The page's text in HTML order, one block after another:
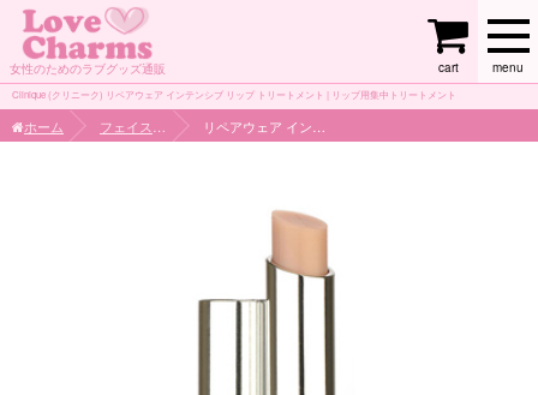
女性のためのラブグッズ通販 menu
cart
Clinique (クリニーク) リペアウェア インテンシブ リップ トリートメント | リップ用集中トリートメント
ホーム